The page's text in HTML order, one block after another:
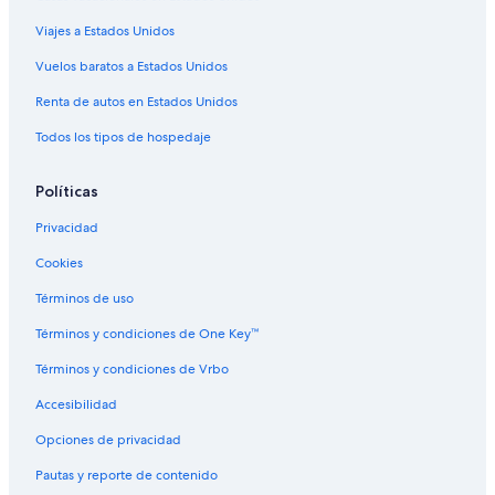
Hoteles con traslado del/al aeropuerto en Isla Verde
Hoteles de senderismo en Isla Verde
Hoteles para fumadores en Isla Verde
Hoteles que aceptan mascotas en Isla Verde
Hoteles en Cangrejo Arriba
Viajes a Estados Unidos
Vuelos baratos a Estados Unidos
Renta de autos en Estados Unidos
Todos los tipos de hospedaje
Políticas
Privacidad
Cookies
Términos de uso
Términos y condiciones de One Key™
Términos y condiciones de Vrbo
Accesibilidad
Opciones de privacidad
Pautas y reporte de contenido